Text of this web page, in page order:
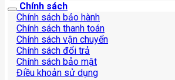
Chính sách
Chính sách bảo hành
Chính sách thanh toán
Chính sách vận chuyển
Chính sách đổi trả
Chính sách bảo mật
Điều khoản sử dụng